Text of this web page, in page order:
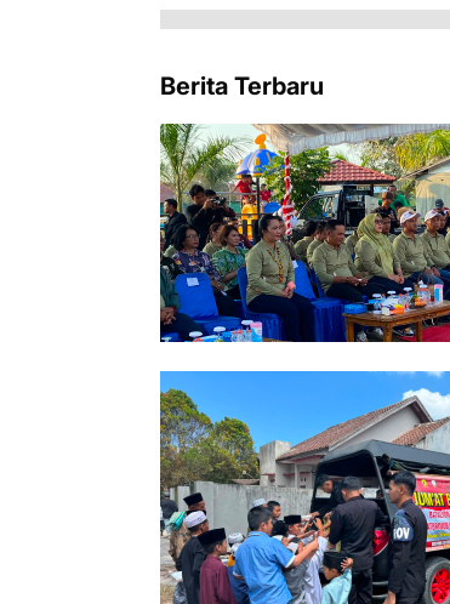
Berita Terbaru